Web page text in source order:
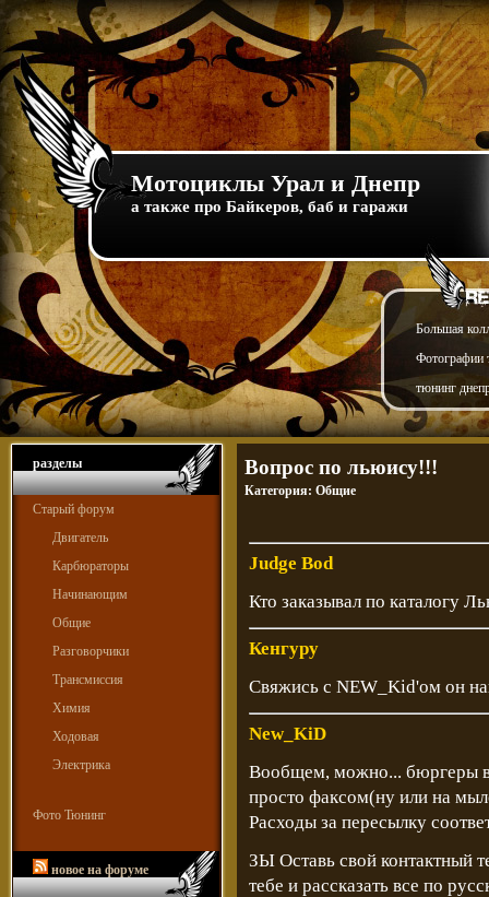
Мотоциклы Урал и Днепр
а также про Байкеров, баб и гаражи
Большая
Фотографии
тюнинг
разделы
Старый форум
Двигатель
Карбюраторы
Начинающим
Общие
Разговорчики
Трансмиссия
Химия
Ходовая
Электрика
Фото Тюнинг
новое на форуме
Вопрос по льюису!!!
Категория: Общие
Judge Bod
Кто заказывал по каталогу
Кенгуру
Свяжись с NEW_Kid'ом он
New_KiD
Вообщем, можно... бюргеры
просто факсом(ну или на
Расходы за пересылку
ЗЫ Оставь свой контактный
тебе и рассказать все по